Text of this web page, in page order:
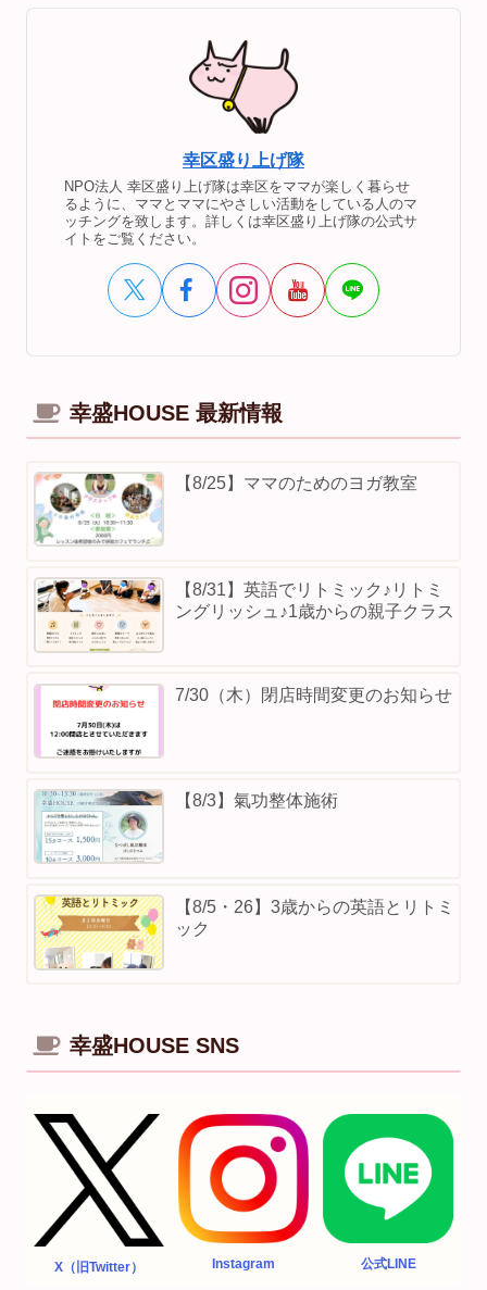
幸区盛り上げ隊
NPO法人 幸区盛り上げ隊は幸区をママが楽しく暮らせ
るように、ママとママにやさしい活動をしている人のマ
ッチングを致します。詳しくは幸区盛り上げ隊の公式サ
イトをご覧ください。
幸盛HOUSE 最新情報
【8/25】ママのためのヨガ教室
【8/31】英語でリトミック♪リトミ
ングリッシュ♪1歳からの親子クラス
7/30（木）閉店時間変更のお知らせ
【8/3】⁡氣功整体施術
【8/5・26】3歳からの英語とリトミ
ック
幸盛HOUSE SNS
X（旧Twitter） Instagram 公式LINE